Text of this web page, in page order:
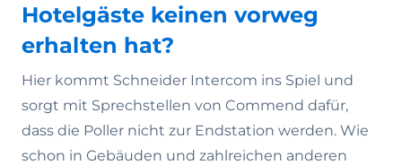
Hotelgäste keinen vorweg
erhalten hat?
Hier kommt Schneider Intercom ins Spiel und
sorgt mit Sprechstellen von Commend dafür,
dass die Poller nicht zur Endstation werden. Wie
schon in Gebäuden und zahlreichen anderen